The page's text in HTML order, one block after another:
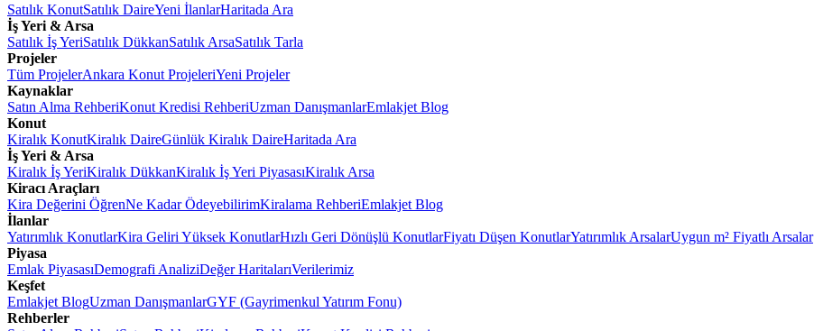
Satılık KonutSatılık DaireYeni İlanlarHaritada Ara
İş Yeri & Arsa
Satılık İş YeriSatılık DükkanSatılık ArsaSatılık Tarla
Projeler
Tüm ProjelerAnkara Konut ProjeleriYeni Projeler
Kaynaklar
Satın Alma RehberiKonut Kredisi RehberiUzman DanışmanlarEmlakjet Blog
Konut
Kiralık KonutKiralık DaireGünlük Kiralık DaireHaritada Ara
İş Yeri & Arsa
Kiralık İş YeriKiralık DükkanKiralık İş Yeri PiyasasıKiralık Arsa
Kiracı Araçları
Kira Değerini ÖğrenNe Kadar ÖdeyebilirimKiralama RehberiEmlakjet Blog
İlanlar
Yatırımlık KonutlarKira Geliri Yüksek KonutlarHızlı Geri Dönüşlü KonutlarFiyatı Düşen KonutlarYatırımlık ArsalarUygun m² Fiyatlı Arsalar
Piyasa
Emlak PiyasasıDemografi AnaliziDeğer HaritalarıVerilerimiz
Keşfet
Emlakjet BlogUzman DanışmanlarGYF (Gayrimenkul Yatırım Fonu)
Rehberler